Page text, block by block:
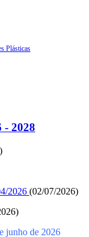
Plásticas
- 2028
2026 (02/07/2026)
junho de 2026